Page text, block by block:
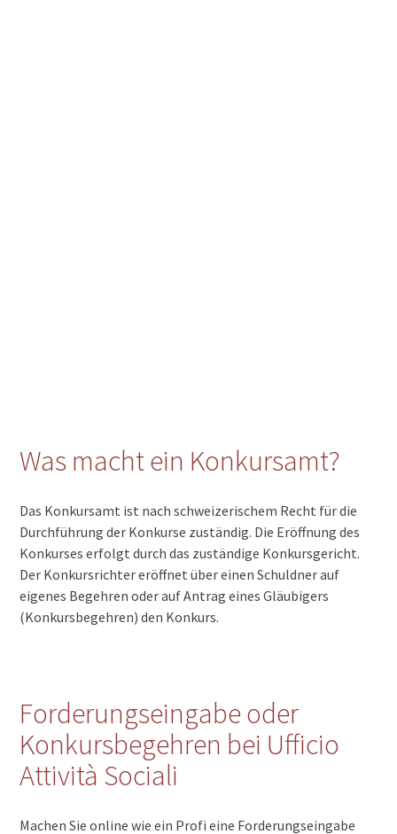
Was macht ein Konkursamt?
Das Konkursamt ist nach schweizerischem Recht für die
Durchführung der Konkurse zuständig. Die Eröffnung des
Konkurses erfolgt durch das zuständige Konkursgericht.
Der Konkursrichter eröffnet über einen Schuldner auf
eigenes Begehren oder auf Antrag eines Gläubigers
(Konkursbegehren) den Konkurs.
Forderungseingabe oder
Konkursbegehren bei Ufficio
Attività Sociali
Machen Sie online wie ein Profi eine Forderungseingabe